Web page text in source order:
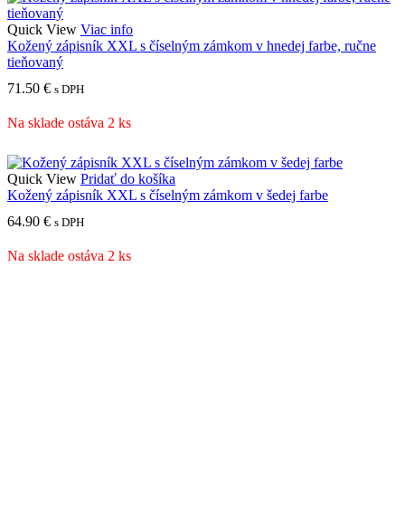
Quick View Viac info
Kožený zápisník XXL s číselným zámkom v hnedej farbe, ručne
tieňovaný
71.50 € s DPH
Na sklade ostáva 2 ks
Quick View Pridať do košíka
Kožený zápisník XXL s číselným zámkom v šedej farbe
64.90 € s DPH
Na sklade ostáva 2 ks